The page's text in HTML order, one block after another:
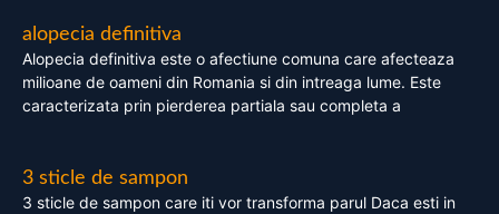
alopecia definitiva
Alopecia definitiva este o afectiune comuna care afecteaza
milioane de oameni din Romania si din intreaga lume. Este
caracterizata prin pierderea partiala sau completa a
3 sticle de sampon
3 sticle de sampon care iti vor transforma parul Daca esti in